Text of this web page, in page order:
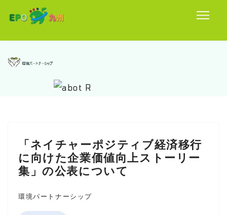
「ネイチャーポジティブ経済移行
に向けた企業価値向上ストーリー
集」の公表について
環境パートナーシップ